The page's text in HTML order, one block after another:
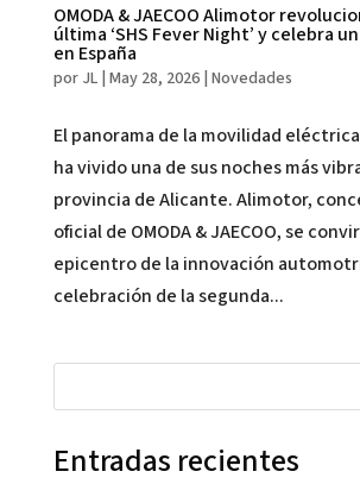
OMODA & JAECOO Alimotor
última ‘SHS Fever Night’ y celebra
en España
por JL| May 28, 2026| Novedades
El panorama de la movilidad
ha vivido una de sus noches más
provincia de Alicante. Alimotor,
oficial de OMODA & JAECOO, se
epicentro de la innovación
celebración de la segunda...
Entradas recientes